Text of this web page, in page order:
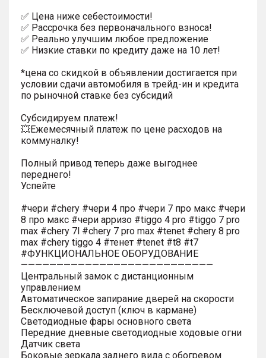
✅ Цена ниже себестоимости!
✅ Рассрочка без первоначального взноса!
✅ Реально улучшим любое предложение
✅ Низкие ставки по кредиту даже на 10 лет!
*цена со скидкой в объявлении достигается при
условии сдачи автомобиля в трейд-ин и кредита
по рыночной ставке без субсидий
Субсидируем платеж!
💥Ежемесячный платеж по цене расходов на
коммуналку!
Полный привод теперь даже выгоднее
переднего!
Успейте
#чери #chery #чери 4 про #чери 7 про макс #чери
8 про макс #чери арризо #tiggo 4 pro #tiggo 7 pro
max #chery 7l #chery 7 pro max #tenet #chery 8 pro
max #chery tiggo 4 #тенет #tenet #t8 #t7
#ФУНКЦИОНАЛЬНОЕ ОБОРУДОВАНИЕ
———————————————————————————
Центральный замок с дистанционным
управлением
Автоматическое запирание дверей на скорости
Бесключевой доступ (ключ в кармане)
Светодиодные фары основного света
Передние дневные светодиодные ходовые огни
Датчик света
Боковые зеркала заднего вида с обогревом